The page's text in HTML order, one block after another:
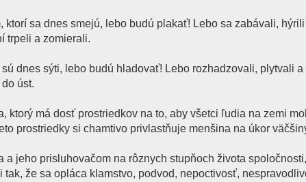
ktorí sa dnes smejú, lebo budú plakať! Lebo sa zabávali,
trpeli a zomierali.
sú dnes sýti, lebo budú hladovať! Lebo rozhadzovali, plytvali
úst.
ktorý má dosť prostriedkov na to, aby všetci ľudia na zemi
prostriedky si chamtivo privlastňuje menšina na úkor
a jeho prisluhovačom na rôznych stupňoch života
tak, že sa opláca klamstvo, podvod, nepoctivosť,